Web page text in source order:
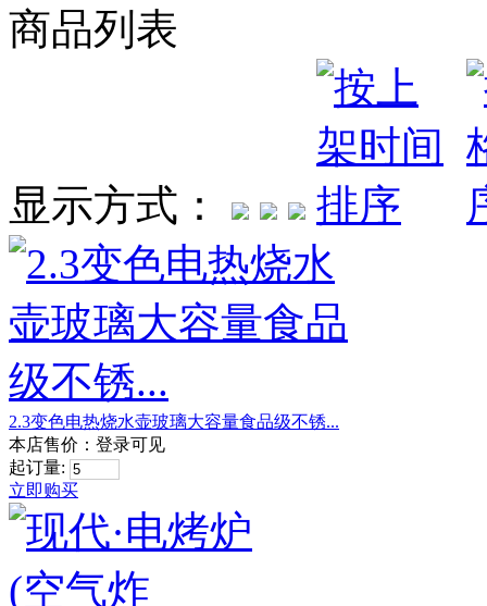
商品列表
显示方式：
2.3变色电热烧水壶玻璃大容量食品级不锈...
本店售价： 登录可见
起订量:
立即购买